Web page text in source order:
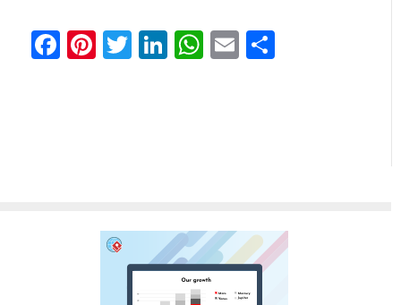
Facebook
Pinterest
Twitter
LinkedIn
WhatsApp
Email